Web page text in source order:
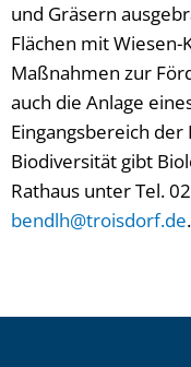
und Gräsern
Flächen mit
Maßnahmen zur
auch die Anlage
Eingangsbereich
Biodiversität gibt
Rathaus unter Tel.
bendlh@troisdorf.de.